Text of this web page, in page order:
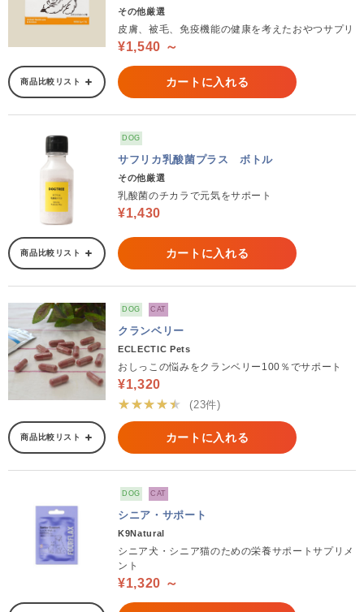
その他厳選
皮膚、被毛、免疫機能の健康を考えたおやつサプリ
¥1,540 ～
商品比較リスト カートに入れる
DOG
サフリカ乳酸菌プラス ボトル
その他厳選
乳酸菌のチカラで元気をサポート
¥1,430
商品比較リスト カートに入れる
DOG CAT
クランベリー
ECLECTIC Pets
おしっこの悩みをクランベリー100％でサポート
¥1,320
★★★★★
(23件)
商品比較リスト カートに入れる
DOG CAT
シニア・サポート
K9Natural
シニア犬・シニア猫のための栄養サポートサプリメ
ント
¥1,320 ～